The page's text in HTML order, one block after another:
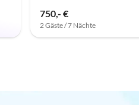
750,- €
2 Gäste / 7 Nächte